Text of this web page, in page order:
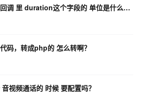
mPaaS音视频通话录制回调 里 duration这个字段的 单位是什么，是秒，毫秒，还是分钟？
码，转成php的 怎么转啊？
视频通话的 时候 要配置吗？